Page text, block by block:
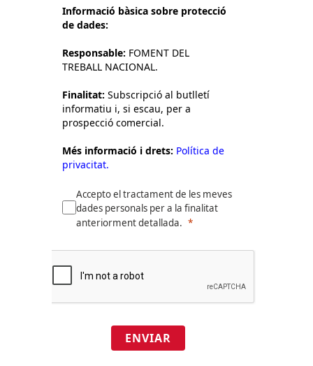
Informació bàsica sobre protecció
de dades:
Responsable: FOMENT DEL
TREBALL NACIONAL.
Finalitat: Subscripció al butlletí
informatiu i, si escau, per a
prospecció comercial.
Més informació i drets: Política de
privacitat.
Accepto el tractament de les meves
dades personals per a la finalitat
anteriorment detallada.
ENVIAR